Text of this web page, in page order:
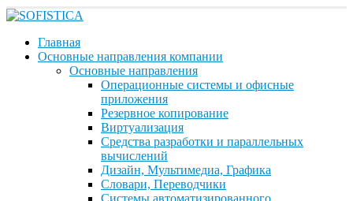
Главная
Основные направления компании
Основные направления
Операционные системы и офисные
приложения
Резервное копирование
Виртуализация
Средства разработки и параллельных
вычислений
Дизайн, Мультимедиа, Графика
Словари, Переводчики
Системы автоматизированного